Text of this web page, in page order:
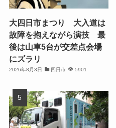
大四日市まつり 大入道は
故障を抱えながら演技 最
後は山車5台が交差点会場
にズラリ
2026年8月3日 四日市 5901